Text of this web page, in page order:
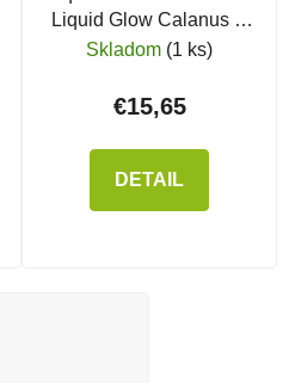
Liquid Glow Calanus &
Krill
Skladom (1 ks)
€15,65
DETAIL